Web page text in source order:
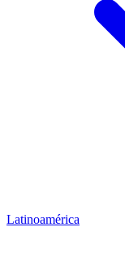
Latinoamérica